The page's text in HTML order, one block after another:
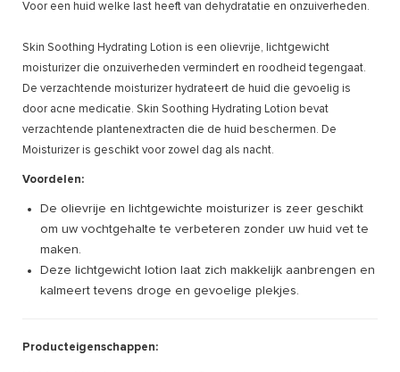
Voor een huid welke last heeft van dehydratatie en onzuiverheden.
Skin Soothing Hydrating Lotion is een olievrije, lichtgewicht
moisturizer die onzuiverheden vermindert en roodheid tegengaat.
De verzachtende moisturizer hydrateert de huid die gevoelig is
door acne medicatie. Skin Soothing Hydrating Lotion bevat
verzachtende plantenextracten die de huid beschermen. De
Moisturizer is geschikt voor zowel dag als nacht.
Voordelen:
De olievrije en lichtgewichte moisturizer is zeer geschikt
om uw vochtgehalte te verbeteren zonder uw huid vet te
maken.
Deze lichtgewicht lotion laat zich makkelijk aanbrengen en
kalmeert tevens droge en gevoelige plekjes.
Producteigenschappen: